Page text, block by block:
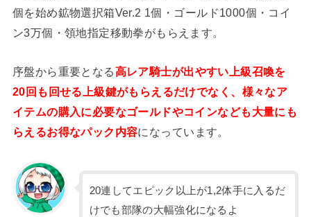
個を始め鉱物選択箱Ver.2 1個・ゴールド1000個・コイ
ン3万個・領地指定移動拳がもらえます。
序盤から重要となる高レア騎士が出やすい上級召喚を
20回も回せる上級鍵がもらえるだけでなく、様々なア
イテムの購入に必要なゴールドやコインなども大量にも
らえるお得なパック内容になっています。
20連してエピック以上が1,2体手に入るだ
けでも部隊の大幅強化になるよ